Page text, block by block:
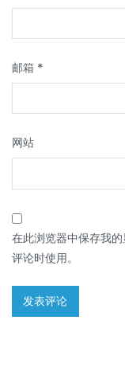
邮箱 *
网站
在此浏览器中保存我
评论时使用。